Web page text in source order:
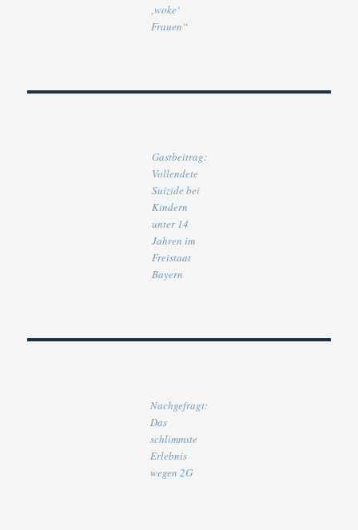
‚woke‘
Frauen“
Gastbeitrag:
Vollendete
Suizide bei
Kindern
unter 14
Jahren im
Freistaat
Bayern
Nachgefragt:
Das
schlimmste
Erlebnis
wegen 2G